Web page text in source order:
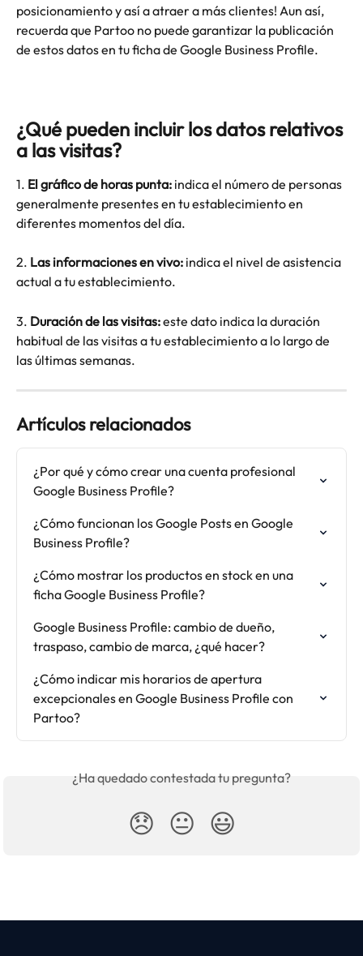
posicionamiento y así a atraer a más clientes! Aun así,
recuerda que Partoo no puede garantizar la publicación
de estos datos en tu ficha de Google Business Profile.
¿Qué pueden incluir los datos relativos
a las visitas?
1. El gráfico de horas punta: indica el número de personas
generalmente presentes en tu establecimiento en
diferentes momentos del día.
2. Las informaciones en vivo: indica el nivel de asistencia
actual a tu establecimiento.
3. Duración de las visitas: este dato indica la duración
habitual de las visitas a tu establecimiento a lo largo de
las últimas semanas.
Artículos relacionados
¿Por qué y cómo crear una cuenta profesional
Google Business Profile?
¿Cómo funcionan los Google Posts en Google
Business Profile?
¿Cómo mostrar los productos en stock en una
ficha Google Business Profile?
Google Business Profile: cambio de dueño,
traspaso, cambio de marca, ¿qué hacer?
¿Cómo indicar mis horarios de apertura
excepcionales en Google Business Profile con
Partoo?
¿Ha quedado contestada tu pregunta?
😞 😐 😃